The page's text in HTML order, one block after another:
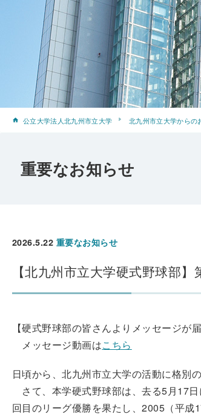
公立大学法人北九州市立大学 北九州市立大学からの
重要なお知らせ
2026.5.22 重要なお知らせ
【北九州市立大学硬式野球部
【硬式野球部の皆さんよりメッセージが
メッセージ動画はこちら
日頃から、北九州市立大学の活動に格別
さて、本学硬式野球部は、去る5月17
回目のリーグ優勝を果たし、2005（平成